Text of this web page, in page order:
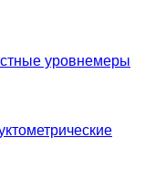
уровнемеры